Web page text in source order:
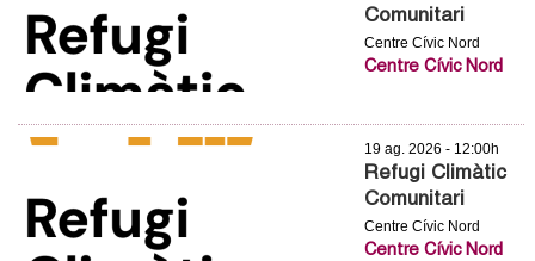
Comunitari
Centre Cívic Nord
Centre Cívic Nord
19 ag. 2026 - 12:00h
Refugi Climàtic
Comunitari
Centre Cívic Nord
Centre Cívic Nord